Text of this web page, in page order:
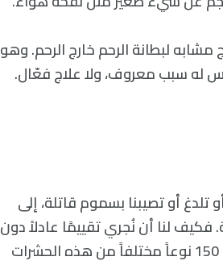
مشابه لبطانة الرحم خارج الرحم. وهو
(بمتوسط تأخير 7.5 سنوات)، ليس له سبب معروف، ولا علاج فعّال.
أو تصيبنا بسموم قاتلة، إلى
لنا أن نُجري تقييمًا عادلاً دون
وجود شخص “غير محظوظ للغاية” تعرض للسعات ما يقارب 150 نوعاً مختلفاً من هذه الحشرات